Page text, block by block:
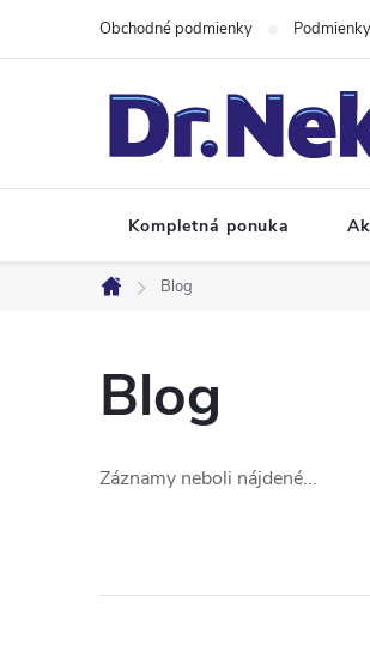
Obchodné podmienky
Kompletná ponuka
Domov
Blog
Blog
Záznamy neboli nájdené...